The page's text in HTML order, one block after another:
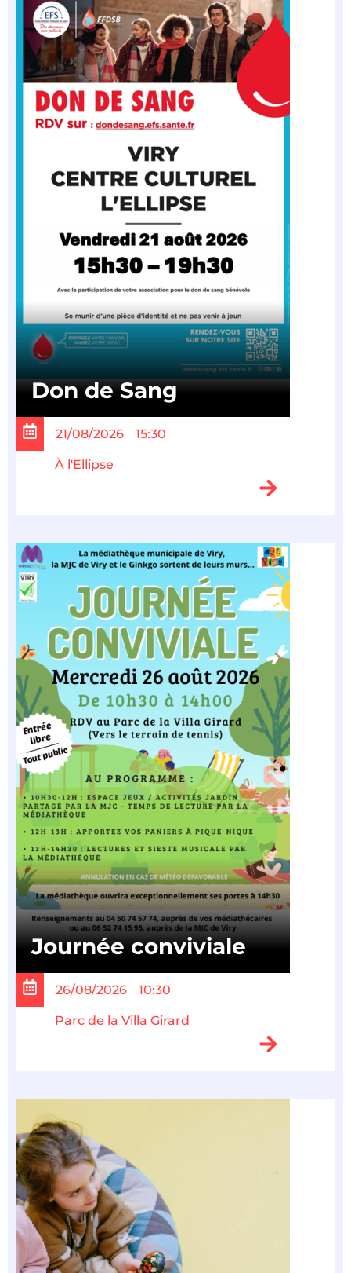
Don de Sang
21/08/2026 15:30
À l'Ellipse
Journée conviviale
26/08/2026 10:30
Parc de la Villa Girard